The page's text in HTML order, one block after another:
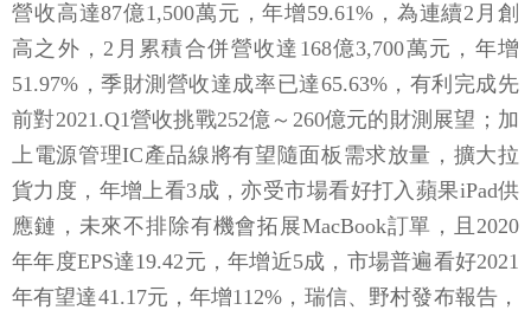
營收高達87億1,500萬元，年增59.61%，為連續2月創
高之外，2月累積合併營收達168億3,700萬元，年增
51.97%，季財測營收達成率已達65.63%，有利完成先
前對2021.Q1營收挑戰252億～260億元的財測展望；加
上電源管理IC產品線將有望隨面板需求放量，擴大拉
貨力度，年增上看3成，亦受市場看好打入蘋果iPad供
應鏈，未來不排除有機會拓展MacBook訂單，且2020
年年度EPS達19.42元，年增近5成，市場普遍看好2021
年有望達41.17元，年增112%，瑞信、野村發布報告，